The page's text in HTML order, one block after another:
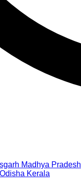
Madhya Pradesh
Odisha Kerala